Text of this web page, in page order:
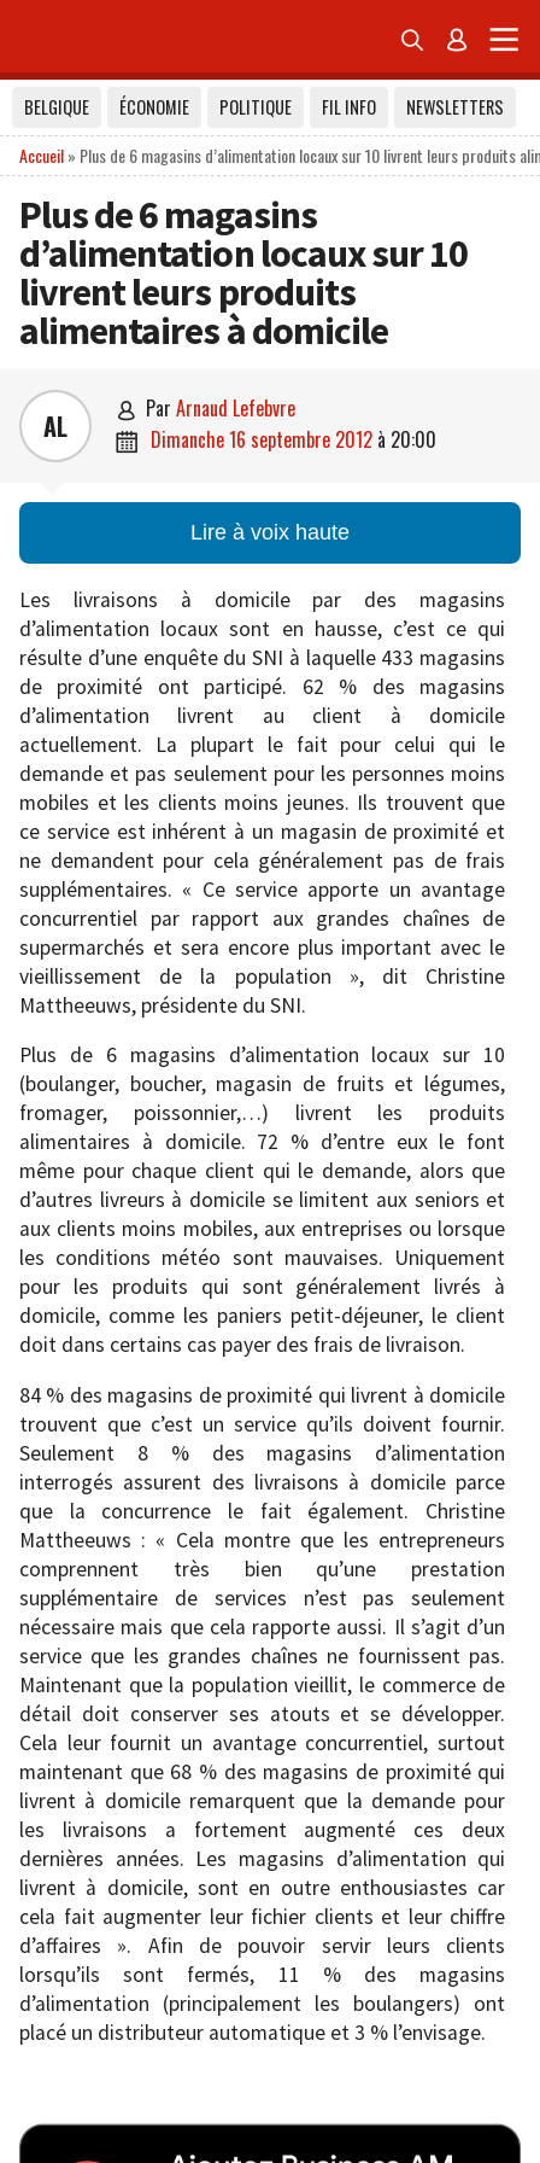
 
BELGIQUE ÉCONOMIE POLITIQUE FIL INFO
NEWSLETTERS
Accueil» Plus de 6 magasins d’alimentation locaux sur 10 livrent leurs produits
Plus de 6 magasins
d’alimentation locaux sur 10
livrent leurs produits
alimentaires à domicile
AL  par Arnaud Lefebvre
 dimanche 16 septembre 2012 à 20:00
Lire à voix haute
Les livraisons à domicile par des magasins
d’alimentation locaux sont en hausse, c’est ce qui
résulte d’une enquête du SNI à laquelle 433 magasins
de proximité ont participé. 62 % des magasins
d’alimentation livrent au client à domicile
actuellement. La plupart le fait pour celui qui le
demande et pas seulement pour les personnes moins
mobiles et les clients moins jeunes. Ils trouvent que
ce service est inhérent à un magasin de proximité et
ne demandent pour cela généralement pas de frais
supplémentaires. « Ce service apporte un avantage
concurrentiel par rapport aux grandes chaînes de
supermarchés et sera encore plus important avec le
vieillissement de la population », dit Christine
Mattheeuws, présidente du SNI.
Plus de 6 magasins d’alimentation locaux sur 10
(boulanger, boucher, magasin de fruits et légumes,
fromager, poissonnier,…) livrent les produits
alimentaires à domicile. 72 % d’entre eux le font
même pour chaque client qui le demande, alors que
d’autres livreurs à domicile se limitent aux seniors et
aux clients moins mobiles, aux entreprises ou lorsque
les conditions météo sont mauvaises. Uniquement
pour les produits qui sont généralement livrés à
domicile, comme les paniers petit-déjeuner, le client
doit dans certains cas payer des frais de livraison.
84 % des magasins de proximité qui livrent à domicile
trouvent que c’est un service qu’ils doivent fournir.
Seulement 8 % des magasins d’alimentation
interrogés assurent des livraisons à domicile parce
que la concurrence le fait également. Christine
Mattheeuws : « Cela montre que les entrepreneurs
comprennent très bien qu’une prestation
supplémentaire de services n’est pas seulement
nécessaire mais que cela rapporte aussi. Il s’agit d’un
service que les grandes chaînes ne fournissent pas.
Maintenant que la population vieillit, le commerce de
détail doit conserver ses atouts et se développer.
Cela leur fournit un avantage concurrentiel, surtout
maintenant que 68 % des magasins de proximité qui
livrent à domicile remarquent que la demande pour
les livraisons a fortement augmenté ces deux
dernières années. Les magasins d’alimentation qui
livrent à domicile, sont en outre enthousiastes car
cela fait augmenter leur fichier clients et leur chiffre
d’affaires ». Afin de pouvoir servir leurs clients
lorsqu’ils sont fermés, 11 % des magasins
d’alimentation (principalement les boulangers) ont
placé un distributeur automatique et 3 % l’envisage.